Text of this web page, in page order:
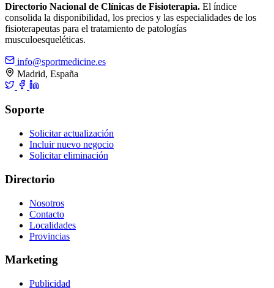
Directorio Nacional de Clínicas de Fisioterapia. El índice
consolida la disponibilidad, los precios y las especialidades de los
fisioterapeutas para el tratamiento de patologías
musculoesqueléticas.
info@sportmedicine.es
Madrid, España
Soporte
Solicitar actualización
Incluir nuevo negocio
Solicitar eliminación
Directorio
Nosotros
Contacto
Localidades
Provincias
Marketing
Publicidad